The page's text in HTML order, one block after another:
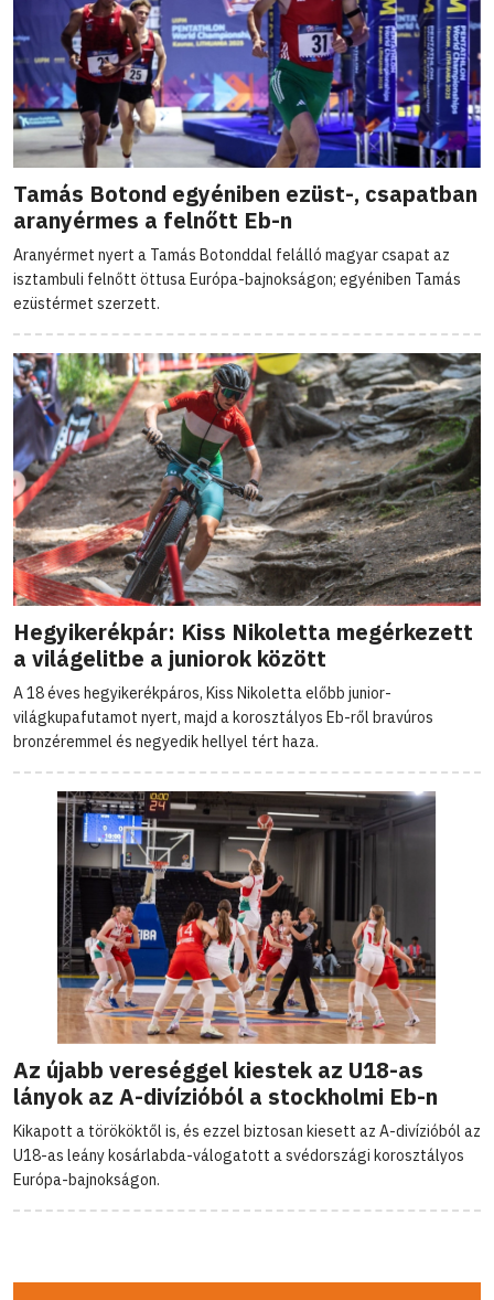
Tamás Botond egyéniben ezüst-, csapatban
aranyérmes a felnőtt Eb-n
Aranyérmet nyert a Tamás Botonddal felálló magyar csapat az
isztambuli felnőtt öttusa Európa-bajnokságon; egyéniben Tamás
ezüstérmet szerzett.
Hegyikerékpár: Kiss Nikoletta megérkezett
a világelitbe a juniorok között
A 18 éves hegyikerékpáros, Kiss Nikoletta előbb junior-
világkupafutamot nyert, majd a korosztályos Eb-ről bravúros
bronzéremmel és negyedik hellyel tért haza.
Az újabb vereséggel kiestek az U18-as
lányok az A-divízióból a stockholmi Eb-n
Kikapott a törököktől is, és ezzel biztosan kiesett az A-divízióból az
U18-as leány kosárlabda-válogatott a svédországi korosztályos
Európa-bajnokságon.